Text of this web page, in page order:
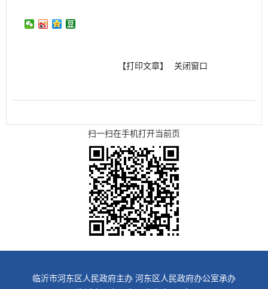
【打印文章】 关闭窗口
扫一扫在手机打开当前页